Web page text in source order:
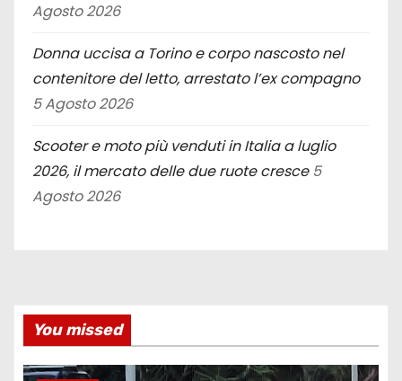
Agosto 2026
Donna uccisa a Torino e corpo nascosto nel
contenitore del letto, arrestato l’ex compagno
5 Agosto 2026
Scooter e moto più venduti in Italia a luglio
2026, il mercato delle due ruote cresce 5
Agosto 2026
You missed